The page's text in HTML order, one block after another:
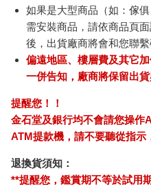
如果是大型商品（如：傢
需安裝商品，請依商品頁
後，出貨廠商將會和您聯繫
偏遠地區、樓層費及其它
一併告知，廠商將保留出貨
提醒您！！
金石堂及銀行均不會請您操作
ATM提款機，請不要聽從指示
退換貨須知：
**提醒您，鑑賞期不等於試用